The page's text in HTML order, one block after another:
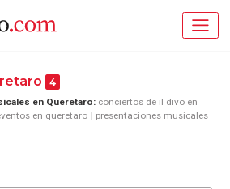
4
en Queretaro: conciertos de il divo en
en queretaro
presentaciones musicales